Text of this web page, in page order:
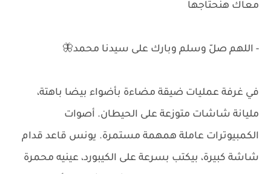
معاك هنحتاجها
- اللهم صلّ وسلم وبارك على سيدنا محمد🦋
في غرفة عمليات ضيقة مضاءة بأضواء بيضا باهتة،
مليانة شاشات متوزعة على الحيطان. أصوات
الكمبيوترات عاملة همهمة مستمرة. يونس قاعد قدام
شاشة كبيرة، بيكتب بسرعة على الكيبورد، عينيه محمرة